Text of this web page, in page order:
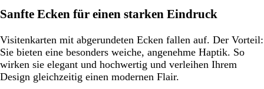
Sanfte Ecken für einen starken Eindruck
Visitenkarten mit abgerundeten Ecken fallen auf. Der Vorteil:
Sie bieten eine besonders weiche, angenehme Haptik. So
wirken sie elegant und hochwertig und verleihen Ihrem
Design gleichzeitig einen modernen Flair.